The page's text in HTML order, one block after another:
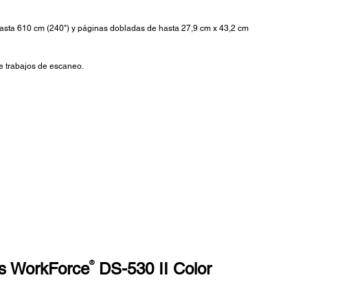
610 cm (240") y páginas dobladas de hasta 27,9 cm x 43,2 cm
trabajos de escaneo.
WorkForce®DS-530 II Color